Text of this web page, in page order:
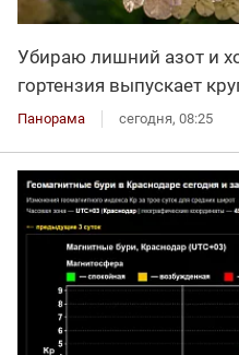
Убираю лишний азот и
гортензия выпускает
Панорама сегодня, 08:25